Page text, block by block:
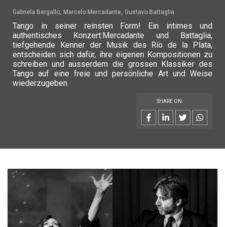
Gabriela Bergallo Marcelo Mercadante Gustavo Battaglia
Tango in seiner reinsten Form! Ein intimes und
authentisches Konzert:Mercadante und Battaglia,
tiefgehende Kenner der Musik des Río de la Plata,
entscheiden sich dafür, ihre eigenen Kompositionen zu
schreiben und ausserdem die grossen Klassiker des
Tango auf eine freie und persönliche Art und Weise
wiederzugeben.
SHARE ON: